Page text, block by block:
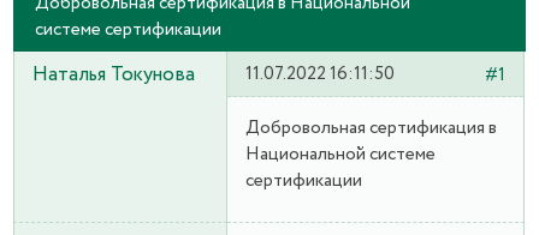
системе сертификации
Наталья Токунова #1
11.07.2022 16:11:50
Добровольная сертификация в
Национальной системе
сертификации